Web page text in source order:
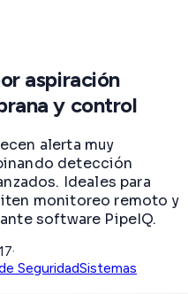
aspiración
y control
alerta muy
detección
Ideales para
monitoreo remoto y
software PipeIQ.
·
SeguridadSistemas